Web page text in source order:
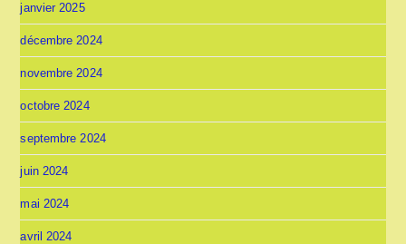
janvier 2025
décembre 2024
novembre 2024
octobre 2024
septembre 2024
juin 2024
mai 2024
avril 2024